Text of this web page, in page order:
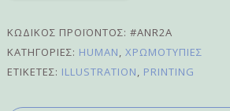
ΚΩΔΙΚΌΣ ΠΡΟΪΌΝΤΟΣ: #ANR2A
ΚΑΤΗΓΟΡΊΕΣ: HUMAN, ΧΡΩΜΟΤΥΠΊΕΣ
ΕΤΙΚΈΤΕΣ: ILLUSTRATION, PRINTING